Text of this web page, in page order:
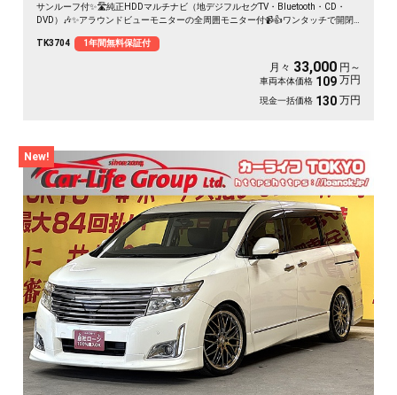
サンルーフ付✨🛣️純正HDDマルチナビ（地デジフルセグTV・Bluetooth・CD・
DVD）🎶✨アラウンドビューモニターの全周囲モニター付📹👍ワンタッチで開閉
レザーシート+助手席&二列目オットマン付きキャプテンシートの豪華な7人乗り
モデル😍💡夜間でも明るいHIDヘッドライト&フォグランプ✨納車時に社外16イン
TK3704 1年間無料保証付
月々 33,000 円～
車両本体価格 109 万円
現金一括価格 130 万円
New!